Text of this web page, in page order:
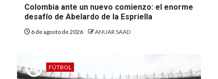
Colombia ante un nuevo comienzo: el enorme
desafío de Abelardo de la Espriella
6 de agosto de 2026 ANUAR SAAD
FÚTBOL